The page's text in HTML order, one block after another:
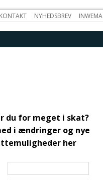
KONTAKT NYHEDSBREV INWEMA
du for meget i skat?
i ændringer og nye
her